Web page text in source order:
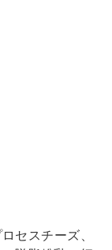
セスチーズ、